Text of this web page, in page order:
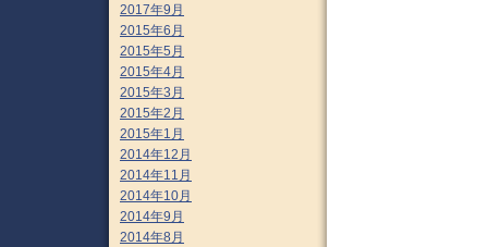
2017年9月
2015年6月
2015年5月
2015年4月
2015年3月
2015年2月
2015年1月
2014年12月
2014年11月
2014年10月
2014年9月
2014年8月